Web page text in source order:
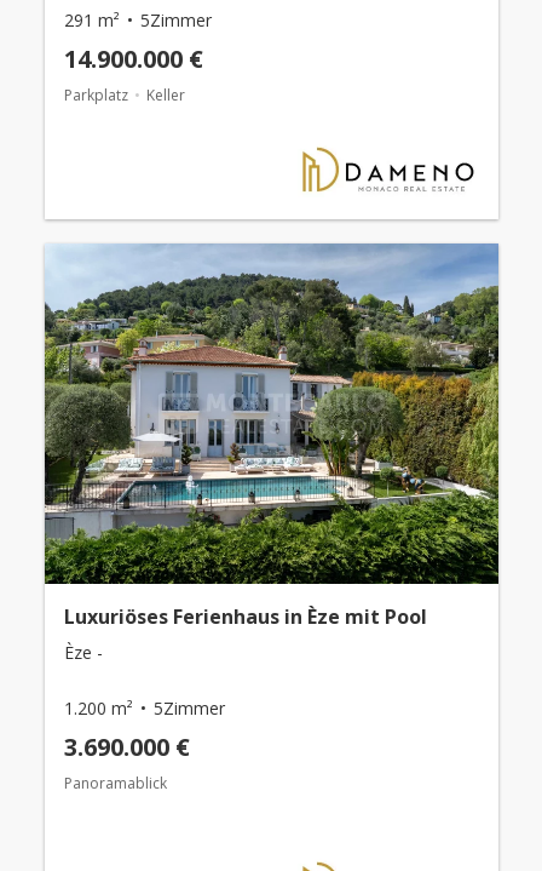
291 m² 5Zimmer
14.900.000 €
Parkplatz Keller
Luxuriöses Ferienhaus in Èze mit Pool
Èze -
1.200 m² 5Zimmer
3.690.000 €
Panoramablick